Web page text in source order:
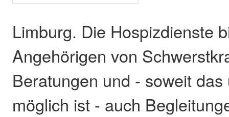
Limburg. Die Hospizdienste
Angehörigen von
Beratungen und - soweit
möglich ist - auch